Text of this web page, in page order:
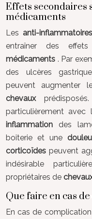
Effets secondaires
médicaments
Les anti-
entraîner des effets
médicaments . Par
des ulcères
peuvent augmenter
chevaux
particulièrement
inflammation des
boiterie et une
corticoïdespeuvent
indésirable
propriétaires de
Que faire en cas
En cas de